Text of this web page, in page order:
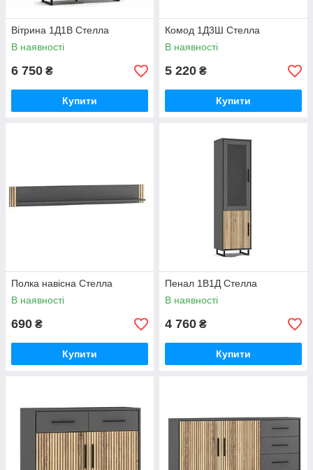
Вітрина 1Д1В Стелла
В наявності
6 750 ₴
Купити
Комод 1Д3Ш Стелла
В наявності
5 220 ₴
Купити
Полка навісна Стелла
В наявності
690 ₴
Купити
Пенал 1В1Д Стелла
В наявності
4 760 ₴
Купити